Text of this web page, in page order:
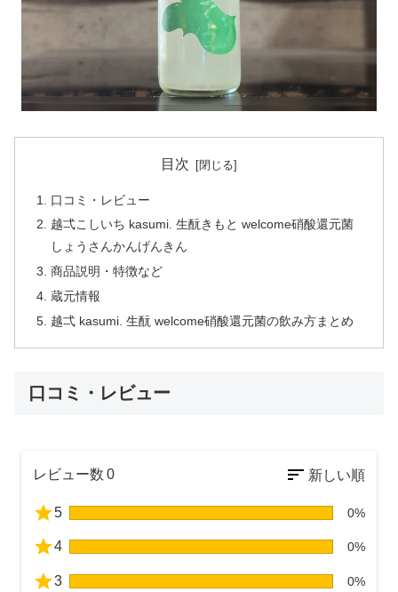
目次
口コミ・レビュー
越弌こしいち kasumi. 生酛きもと welcome硝酸還元菌
しょうさんかんげんきん
商品説明・特徴など
蔵元情報
越弌 kasumi. 生酛 welcome硝酸還元菌の飲み方まとめ
口コミ・レビュー
レビュー数 0
5 0%
4 0%
3 0%